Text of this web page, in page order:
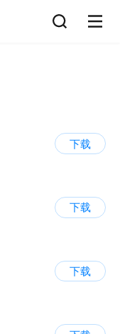
下载
下载
下载